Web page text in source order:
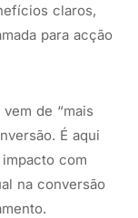
claros,
para acção
de “mais
É aqui
com
na conversão